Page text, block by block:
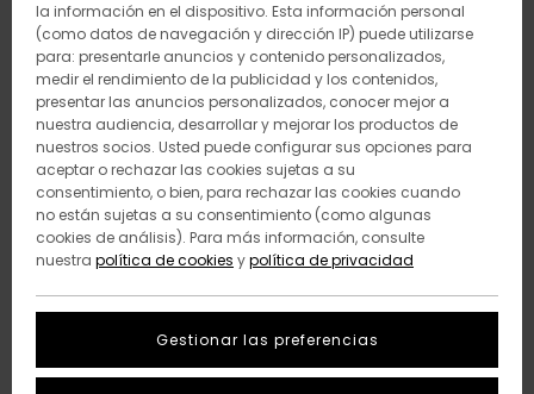
la información en el dispositivo. Esta información personal
(como datos de navegación y dirección IP) puede utilizarse
para: presentarle anuncios y contenido personalizados,
medir el rendimiento de la publicidad y los contenidos,
presentar las anuncios personalizados, conocer mejor a
nuestra audiencia, desarrollar y mejorar los productos de
nuestros socios. Usted puede configurar sus opciones para
aceptar o rechazar las cookies sujetas a su
consentimiento, o bien, para rechazar las cookies cuando
no están sujetas a su consentimiento (como algunas
cookies de análisis). Para más información, consulte
nuestra política de cookies ypolítica de privacidad
Gestionar las preferencias